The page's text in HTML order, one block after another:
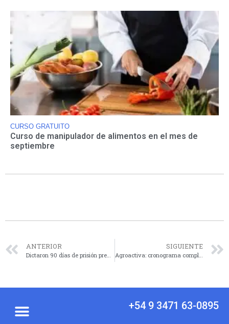
CURSO GRATUITO
Curso de manipulador de alimentos en el mes de
septiembre
ANTERIOR SIGUIENTE
+54 9 3471 63-0895